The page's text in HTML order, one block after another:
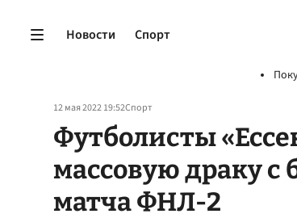
Новости Спорт
12 мая 2022 19:52Спорт
Футболисты
массовую драку
матча ФНЛ-2